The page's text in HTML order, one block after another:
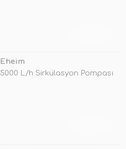
Eheim
5000 L/h Sirkülasyon Pompası